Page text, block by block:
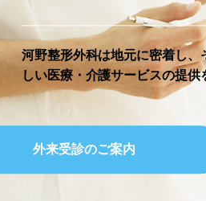
河野整形外科は地元に密着し
しい医療・介護サービスの提供
外来受診のご案内